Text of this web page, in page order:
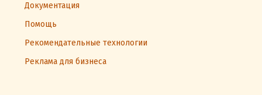
Документация
Помощь
Рекомендательные технологии
Реклама для бизнеса